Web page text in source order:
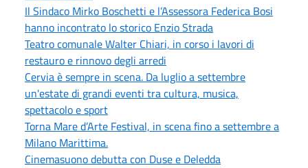
Il Sindaco Mirko Boschetti e l’Assessora Federica Bosi
hanno incontrato lo storico Enzio Strada
Teatro comunale Walter Chiari, in corso i lavori di
restauro e rinnovo degli arredi
Cervia è sempre in scena. Da luglio a settembre
un'estate di grandi eventi tra cultura, musica,
spettacolo e sport
Torna Mare d’Arte Festival, in scena fino a settembre a
Milano Marittima.
Cinemasuono debutta con Duse e Deledda